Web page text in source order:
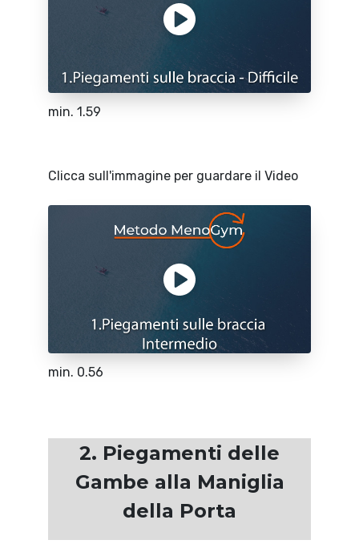
min. 1.59
Clicca sull'immagine per guardare il Video
min. 0.56
2. Piegamenti delle
Gambe alla Maniglia
della Porta